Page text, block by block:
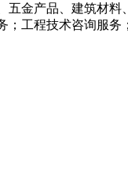
五金产品、建筑材料
工程技术咨询服务